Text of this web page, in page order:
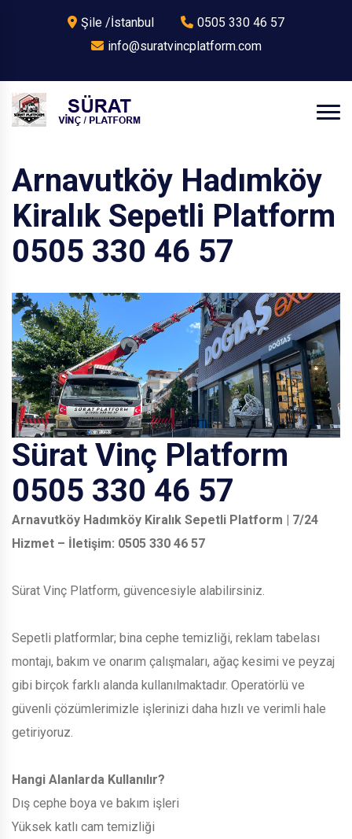
Şile /İstanbul
0505 330 46 57
info@suratvincplatform.com
Arnavutköy Hadımköy
Kiralık Sepetli Platform
0505 330 46 57
Sürat Vinç Platform
0505 330 46 57
Arnavutköy Hadımköy Kiralık Sepetli Platform | 7/24
Hizmet – İletişim: 0505 330 46 57
Sürat Vinç Platform, güvencesiyle alabilirsiniz.
Sepetli platformlar; bina cephe temizliği, reklam tabelası
montajı, bakım ve onarım çalışmaları, ağaç kesimi ve peyzaj
gibi birçok farklı alanda kullanılmaktadır. Operatörlü ve
güvenli çözümlerimizle işlerinizi daha hızlı ve verimli hale
getiriyoruz.
Hangi Alanlarda Kullanılır?
Dış cephe boya ve bakım işleri
Yüksek katlı cam temizliği